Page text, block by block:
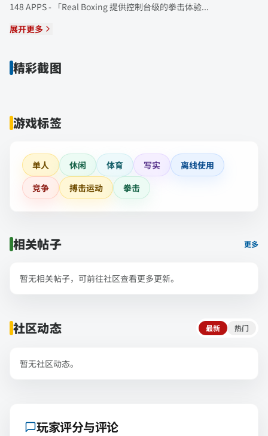
148 APPS - 「Real Boxing 提供控制台级的拳击体验...
展开更多
精彩截图
游戏标签
单人 休闲 体育 写实
离线使用
竞争
搏击运动 拳击
相关帖子 更多
暂无相关帖子，可前往社区查看更多更新。
社区动态 最新 热门
暂无社区动态。
玩家评分与评论